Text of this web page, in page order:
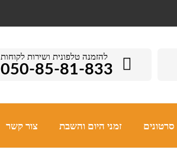
להזמנה טלפונית ושירות לקוחות
050-85-81-833
סרטונים זמני היום והשבת צור קשר